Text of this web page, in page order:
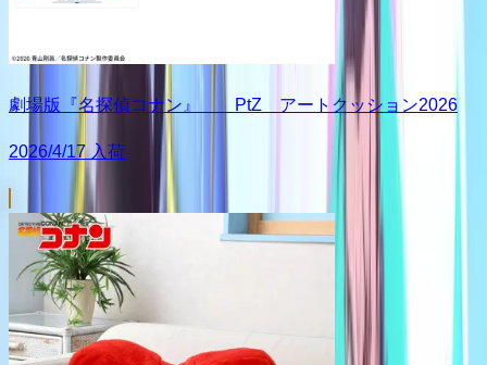
劇場版『名探偵コナン』 PtZ アートクッション2026
2026/4/17 入荷